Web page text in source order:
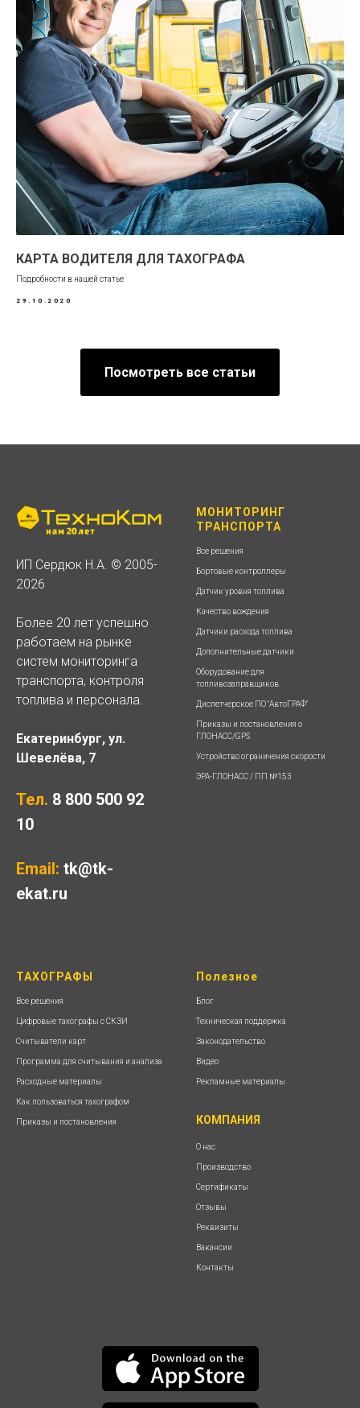
КАРТА ВОДИТЕЛЯ ДЛЯ ТАХОГРАФА
Подробности в нашей статье
29.10.2020
Посмотреть все статьи
ИП Сердюк Н.А. © 2005-
2026
Более 20 лет успешно
работаем на рынке
систем мониторинга
транспорта, контроля
топлива и персонала.
Екатеринбург, ул.
Шевелёва, 7
Тел. 8 800 500 92
10
Email: tk@tk-
ekat.ru
МОНИТОРИНГ
ТРАНСПОРТА
Все решения
Бортовые контроллеры
Датчик уровня топлива
Качество вождения
Датчики расхода топлива
Дополнительные датчики
Оборудование для
топливозаправщиков
Диспетчерское ПО "АвтоГРАФ"
Приказы и постановления о
ГЛОНАСС/GPS
Устройство ограничения скорости
ЭРА-ГЛОНАСС / ПП №153
ТАХОГРАФЫ
Все решения
Цифровые тахографы с СКЗИ
Считыватели карт
Программа для считывания и анализа
Расходные материалы
Как пользоваться тахографом
Приказы и постановления
Полезное
Блог
Техническая поддержка
Законодательство
Видео
Рекламные материалы
КОМПАНИЯ
О нас
Производство
Сертификаты
Отзывы
Реквизиты
Вакансии
Контакты